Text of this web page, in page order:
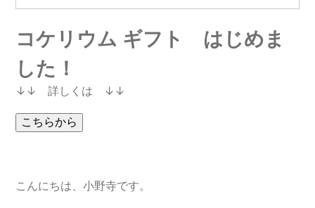
コケリウム ギフト はじめま
した！
↓↓ 詳しくは ↓↓
こんにちは、小野寺です。